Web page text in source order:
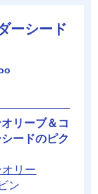
ーシード
オリーブ＆コ
ードのピク
リー
ン